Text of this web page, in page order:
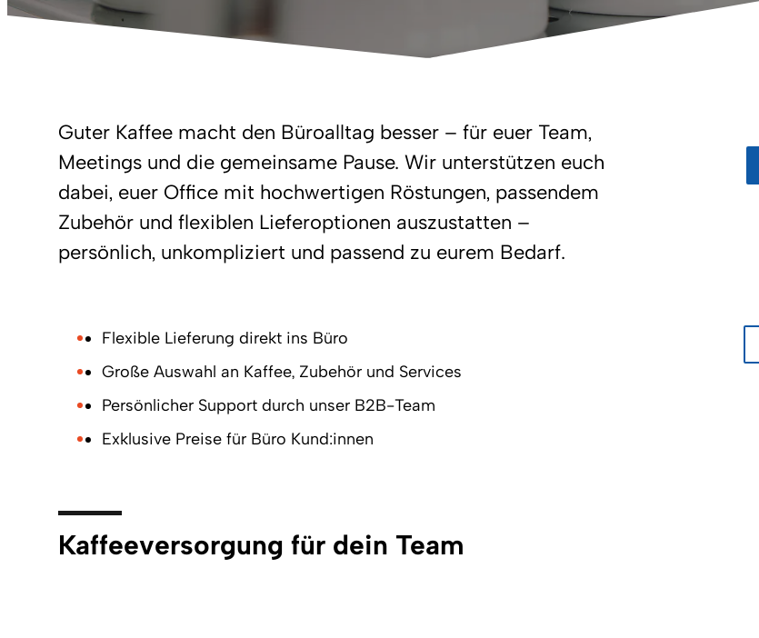
Guter Kaffee macht den Büroalltag besser – für euer Team,
Meetings und die gemeinsame Pause. Wir unterstützen euch
dabei, euer Office mit hochwertigen Röstungen, passendem
Zubehör und flexiblen Lieferoptionen auszustatten –
persönlich, unkompliziert und passend zu eurem Bedarf.
Flexible Lieferung direkt ins Büro
Große Auswahl an Kaffee, Zubehör und Services
Persönlicher Support durch unser B2B-Team
Exklusive Preise für Büro Kund:innen
Kaffeeversorgung für dein Team